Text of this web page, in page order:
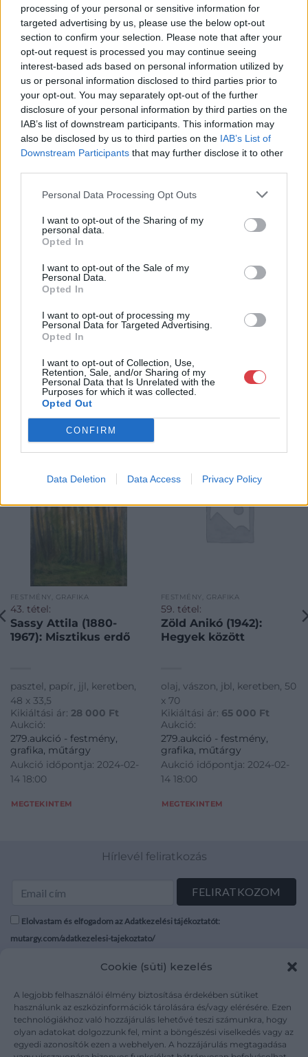
processing of your personal or sensitive information for
targeted advertising by us, please use the below opt-out
section to confirm your selection. Please note that after your
opt-out request is processed you may continue seeing
interest-based ads based on personal information utilized by
us or personal information disclosed to third parties prior to
your opt-out. You may separately opt-out of the further
disclosure of your personal information by third parties on the
IAB’s list of downstream participants. This information may
also be disclosed by us to third parties on the IAB’s List of
Downstream Participants that may further disclose it to other
Personal Data Processing Opt Outs
I want to opt-out of the Sharing of my
personal data.
Opted In
I want to opt-out of the Sale of my
Personal Data.
Opted In
I want to opt-out of processing my
Personal Data for Targeted Advertising.
Opted In
I want to opt-out of Collection, Use,
Retention, Sale, and/or Sharing of my
Personal Data that Is Unrelated with the
Purposes for which it was collected.
Opted Out
CONFIRM
Data Deletion Data Access Privacy Policy
Cookie (süti) kezelés
A legjobb felhasználói élmény biztosítása érdekében sütiket
használunk az eszközinformációk tárolására és/vagy elérésére. Ezen
technológiákhoz való hozzájárulás lehetővé teszi számunkra, hogy
olyan adatokat dolgozzunk fel, mint a böngészési viselkedés vagy az
egyedi azonosítók ezen a webhelyen. A hozzájárulás megtagadása
Eladó adatai
Eladó:Műgyűjtők Háza Kft.
Cím: Dudás Attila
Műgyűjtők Háza kft.
Budapest
1023.Bp. Zsigmond tér 11.
1023
Telefon: 18008123
Weboldal:
Bemutatkozás: 2013 nyarán nyitottuk meg Galériánkat
Budapesten, a II. kerületben. Célunk, hogy az eladók optimális
áron, gyorsan találjanak vevőt műtárgyaikra, az eladók pedig
rendszeresen tudják gazdagítani gyűjteményüket változatos
kínálatunkból. Ezért is rendezünk minden második héten,
18.00 óráig várjuk szeretettel az érdeklődőket.
KAPCSOLÓDÓ MŰTÁRGYAK
FESTMÉNY, GRAFIKA
43. tétel:
Sassy Attila (1880-
1967): Misztikus erdő
pasztel, papír, jjl, keretben,
48 x 33,5
Kikiáltási ár: 28 000 Ft
Aukció:
279.aukció - festmény,
grafika, műtárgy
Aukció időpontja: 2024-02-
14 18:00
MEGTEKINTEM
FESTMÉNY, GRAFIKA
59. tétel:
Zöld Anikó (1942):
Hegyek között
olaj, vászon, jbl, keretben, 50
x 70
Kikiáltási ár: 65 000 Ft
Aukció:
279.aukció - festmény,
grafika, műtárgy
Aukció időpontja: 2024-02-
14 18:00
MEGTEKINTEM
Hírlevél feliratkozás
Elolvastam és elfogadom az Adatkezelési tájékoztatót:
mutargy.com/adatkezelesi-tajekoztato/
Médiaajánlat
Karrier
Kapcsolat
Áraink
ÁSZF
Adatvédelem
Impresszum